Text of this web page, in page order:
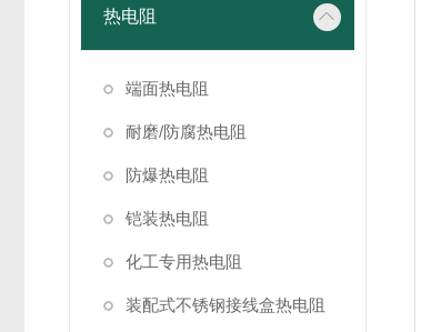
热电阻
端面热电阻
耐磨/防腐热电阻
防爆热电阻
铠装热电阻
化工专用热电阻
装配式不锈钢接线盒热电阻